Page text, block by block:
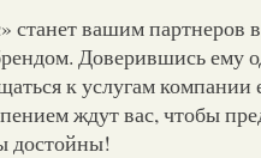
вашим партнеров
Доверившись ему
к услугам компании
ждут вас, чтобы
достойны!